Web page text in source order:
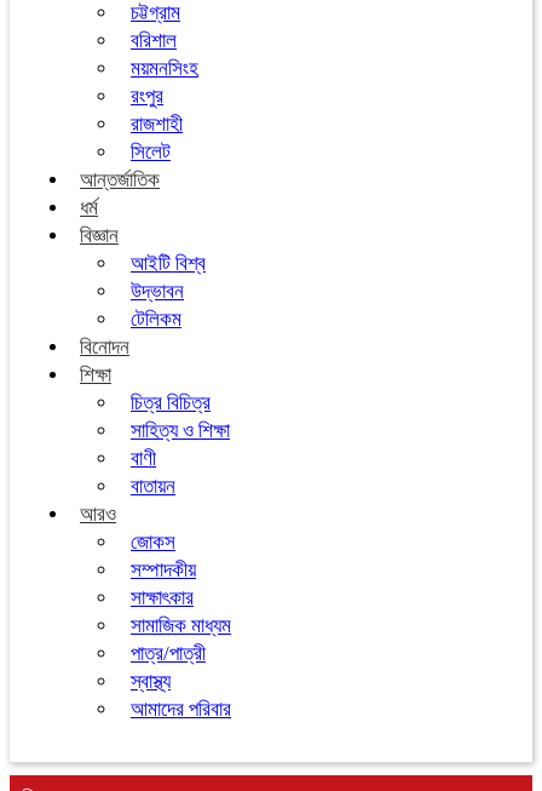
চট্টগ্রাম
বরিশাল
ময়মনসিংহ
রংপুর
রাজশাহী
সিলেট
আন্তর্জাতিক
ধর্ম
বিজ্ঞান
আইটি বিশ্ব
উদ্ভাবন
টেলিকম
বিনোদন
শিক্ষা
চিত্র বিচিত্র
সাহিত্য ও শিক্ষা
বাণী
বাতায়ন
আরও
জোকস
সম্পাদকীয়
সাক্ষাৎকার
সামাজিক মাধ্যম
পাত্র/পাত্রী
স্বাস্থ্য
আমাদের পরিবার